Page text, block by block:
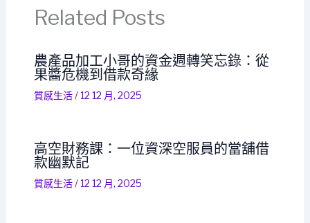
Related Posts
農產品加工小哥的資金週轉笑忘錄：從
果醬危機到借款奇緣
質感生活/12 12 月, 2025
高空財務課：一位資深空服員的當舖借
款幽默記
質感生活/12 12 月, 2025